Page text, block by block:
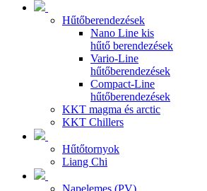
Hűtőberendezések
Nano Line kis
hűtő berendezések
Vario-Line
hűtőberendezések
Compact-Line
hűtőberendezések
KKT magma és arctic
KKT Chillers
Hűtőtornyok
Liang Chi
Napelemes (PV)